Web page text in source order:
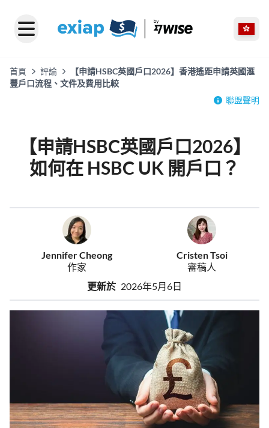
首頁 評論
【申請HSBC英國戶口2026】香港遙距申請英國滙
豐戶口流程、文件及費用比較
聯盟聲明
【申請HSBC英國戶口2026】
如何在 HSBC UK 開戶口？
Jennifer Cheong
作家
Cristen Tsoi
審稿人
更新於 2026年5月6日